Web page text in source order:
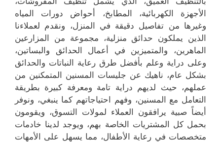
الأجهزة الكهربائية، المطابخ، أحواض دورات المياه
وغيرها من تفاصيل دقيقة في المنزل، ونقدم لعملاءنا
الذين يملكون حدائق منزلية، مجموعة من المزارعين
الماهرين، والمتميزين في أعمال الحدائق والبساتين،
وعلى دراية وعلم بأفضل طرق رعاية النباتات والحدائق
بشكل عام، ناهيك عن جليسات المسنين المتمكنين من
عملهم، حيث لديهم دراية تامة ومعرفة كبيرة بطريقة
التعامل مع المسنين، وفهم احتياجاتهم كما ينبغي، ونوفر
أيضاً صبية يرافقون العملاء لمولات التسوق، ويقومون
بحمل كل المشتريات الخاصة بهم، ويوجد لدينا خادمات
متخصصات في رعاية الأطفال، مما يسهل على الأمهات